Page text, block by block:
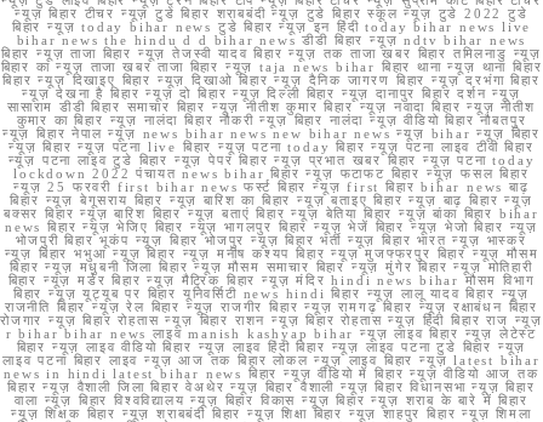
न्यूज़ बिहार टीचर न्यूज़ टुडे बिहार शराबबंदी न्यूज़ टुडे बिहार स्कूल न्यूज़ टुडे 2022 टुडे
बिहार न्यूज़ today bihar news टुडे बिहार न्यूज़ इन हिंदी today bihar news live
bihar news the hindu d d bihar news डीडी बिहार न्यूज़ ndtv bihar news
बिहार न्यूज़ ताजा बिहार न्यूज़ तेजस्वी यादव बिहार न्यूज़ तक ताजा खबर बिहार तमिलनाडु न्यूज़
बिहार का न्यूज़ ताजा खबर ताजा बिहार न्यूज़ taja news bihar बिहार थाना न्यूज़ थाना बिहार
बिहार न्यूज़ दिखाइए बिहार न्यूज़ दिखाओ बिहार न्यूज़ दैनिक जागरण बिहार न्यूज़ दरभंगा बिहार
न्यूज़ देखना है बिहार न्यूज़ दो बिहार न्यूज़ दिल्ली बिहार न्यूज़ दानापुर बिहार दर्शन न्यूज़
सासाराम डीडी बिहार समाचार बिहार न्यूज़ नीतीश कुमार बिहार न्यूज़ नवादा बिहार न्यूज़ नीतीश
कुमार का बिहार न्यूज़ नालंदा बिहार नौकरी न्यूज़ बिहार नालंदा न्यूज़ वीडियो बिहार नौबतपुर
न्यूज़ बिहार नेपाल न्यूज़ news bihar news new bihar news न्यूज़ bihar न्यूज़ बिहार
न्यूज़ बिहार न्यूज़ पटना live बिहार न्यूज़ पटना today बिहार न्यूज़ पटना लाइव टीवी बिहार
न्यूज़ पटना लाइव टुडे बिहार न्यूज़ पेपर बिहार न्यूज़ प्रभात खबर बिहार न्यूज़ पटना today
lockdown 2022 पंचायत news bihar बिहार न्यूज़ फटाफट बिहार न्यूज़ फसल बिहार
न्यूज़ 25 फरवरी first bihar news फर्स्ट बिहार न्यूज़ first बिहार bihar news बाढ़
बिहार न्यूज़ बेगूसराय बिहार न्यूज़ बारिश का बिहार न्यूज़ बताइए बिहार न्यूज़ बाढ़ बिहार न्यूज़
बक्सर बिहार न्यूज़ बारिश बिहार न्यूज़ बताएं बिहार न्यूज़ बेतिया बिहार न्यूज़ बांका बिहार bihar
news बिहार न्यूज़ भेजिए बिहार न्यूज़ भागलपुर बिहार न्यूज़ भेजें बिहार न्यूज़ भेजो बिहार न्यूज़
भोजपुरी बिहार भूकंप न्यूज़ बिहार भोजपुर न्यूज़ बिहार भर्ती न्यूज़ बिहार भारत न्यूज़ भास्कर
न्यूज़ बिहार भभुआ न्यूज़ बिहार न्यूज़ मनीष कश्यप बिहार न्यूज़ मुजफ्फरपुर बिहार न्यूज़ मौसम
बिहार न्यूज़ मधुबनी जिला बिहार न्यूज़ मौसम समाचार बिहार न्यूज़ मुंगेर बिहार न्यूज़ मोतिहारी
बिहार न्यूज़ मर्डर बिहार न्यूज़ मैट्रिक बिहार न्यूज़ मंदिर hindi news bihar मौसम विभाग
बिहार न्यूज़ यूट्यूब पर बिहार यूनिवर्सिटी news hindi बिहार न्यूज़ लालू यादव बिहार न्यूज़
राजनीति बिहार न्यूज़ रेल बिहार न्यूज़ राजगीर बिहार न्यूज़ रामगढ़ बिहार न्यूज़ रक्षाबंधन बिहार
रोजगार न्यूज़ बिहार रोहतास न्यूज़ बिहार राशन न्यूज़ बिहार रोहतास न्यूज़ हिंदी बिहार राज न्यूज़
r bihar bihar news लाइव manish kashyap bihar न्यूज़ लाइव बिहार न्यूज़ लेटेस्ट
बिहार न्यूज़ लाइव वीडियो बिहार न्यूज़ लाइव हिंदी बिहार न्यूज़ लाइव पटना टुडे बिहार न्यूज़
लाइव पटना बिहार लाइव न्यूज़ आज तक बिहार लोकल न्यूज़ लाइव बिहार न्यूज़ latest bihar
news in hindi latest bihar news बिहार न्यूज़ वीडियो में बिहार न्यूज़ वीडियो आज तक
बिहार न्यूज़ वैशाली जिला बिहार वेअथेर न्यूज़ बिहार वैशाली न्यूज़ बिहार विधानसभा न्यूज़ बिहार
वाला न्यूज़ बिहार विश्वविद्यालय न्यूज़ बिहार विकास न्यूज़ बिहार न्यूज़ शराब के बारे में बिहार
न्यूज़ शिक्षक बिहार न्यूज़ शराबबंदी बिहार न्यूज़ शिक्षा बिहार न्यूज़ शाहपुर बिहार न्यूज़ शिमला